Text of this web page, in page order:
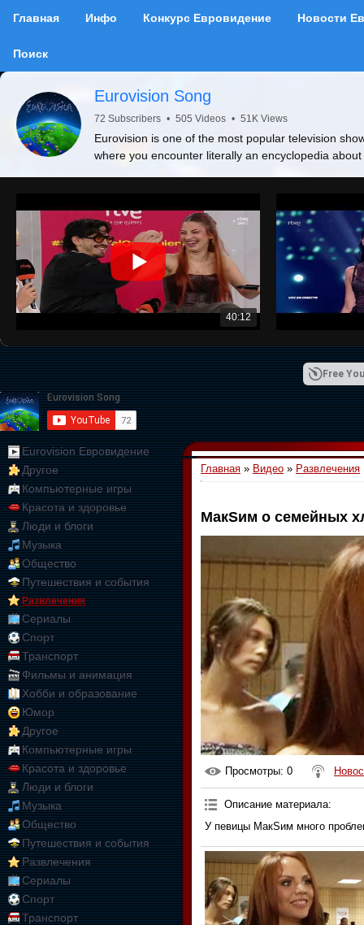
Главная Инфо Конкурс Евровидение Новости
Поиск
Eurovision Song
72 Subscribers • 505 Videos • 51K Views
Eurovision is one of the most popular television
where you encounter literally an encyclopedia
40:12
Free
Eurovision Евровидение
Другое
Компьютерные игры
Красота и здоровье
Люди и блоги
Музыка
Общество
Путешествия и события
Развлечения
Сериалы
Спорт
Транспорт
Фильмы и анимация
Хобби и образование
Юмор
Другое
Компьютерные игры
Красота и здоровье
Люди и блоги
Музыка
Общество
Путешествия и события
Развлечения
Сериалы
Спорт
Транспорт
Главная » Видео » Развлечения
МакSим о семейных
Просмотры: 0
Описание материала:
У певицы МакSим много